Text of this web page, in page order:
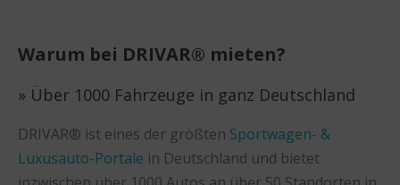
Warum bei DRIVAR® mieten?
» Über 1000 Fahrzeuge in ganz Deutschland
DRIVAR® ist eines der größten Sportwagen- &
Luxusauto-Portale in Deutschland und bietet